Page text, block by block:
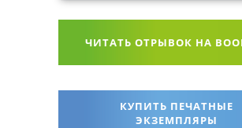
ЧИТАТЬ ОТРЫВОК НА
КУПИТЬ ПЕЧАТНЫЕ
ЭКЗЕМПЛЯРЫ